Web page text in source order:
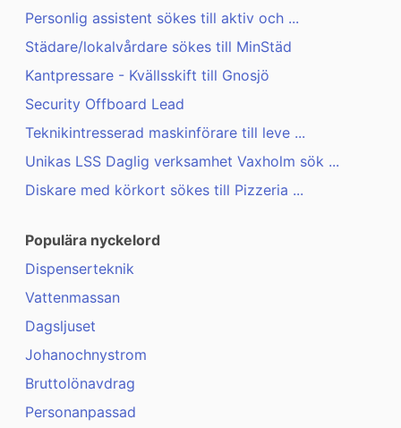
Personlig assistent sökes till aktiv och ...
Städare/lokalvårdare sökes till MinStäd
Kantpressare - Kvällsskift till Gnosjö
Security Offboard Lead
Teknikintresserad maskinförare till leve ...
Unikas LSS Daglig verksamhet Vaxholm sök ...
Diskare med körkort sökes till Pizzeria ...
Populära nyckelord
Dispenserteknik
Vattenmassan
Dagsljuset
Johanochnystrom
Bruttolönavdrag
Personanpassad